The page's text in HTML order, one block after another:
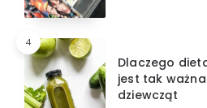
4
Dlaczego
jest tak
dziewcząt